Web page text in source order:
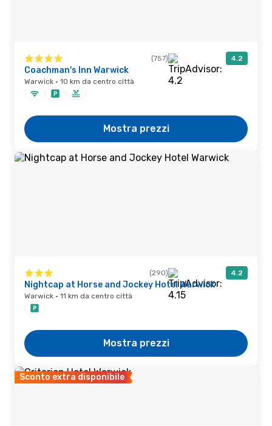
(757) 4.2
Coachman's Inn Warwick
Warwick · 10 km da centro città
Mostra prezzi
(290) 4.2
Nightcap at Horse and Jockey Hotel Warwick
Warwick · 11 km da centro città
Mostra prezzi
Sconto extra disponibile